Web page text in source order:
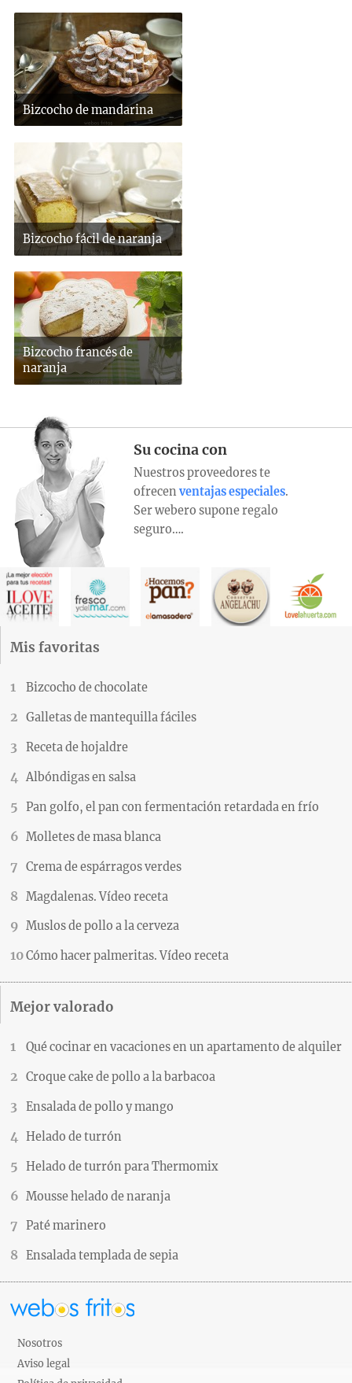
Bizcocho de mandarina
Bizcocho fácil de naranja
Bizcocho francés de
naranja
Su cocina con
Nuestros proveedores te
ofrecen ventajas especiales.
Ser webero supone regalo
seguro….
Mis favoritas
Bizcocho de chocolate
Galletas de mantequilla fáciles
Receta de hojaldre
Albóndigas en salsa
Pan golfo, el pan con fermentación retardada en frío
Molletes de masa blanca
Crema de espárragos verdes
Magdalenas. Vídeo receta
Muslos de pollo a la cerveza
Cómo hacer palmeritas. Vídeo receta
Mejor valorado
Qué cocinar en vacaciones en un apartamento de alquiler
Croque cake de pollo a la barbacoa
Ensalada de pollo y mango
Helado de turrón
Helado de turrón para Thermomix
Mousse helado de naranja
Paté marinero
Ensalada templada de sepia
Nosotros
Aviso legal